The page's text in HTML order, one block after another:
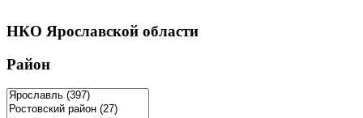
НКО Ярославской области
Район